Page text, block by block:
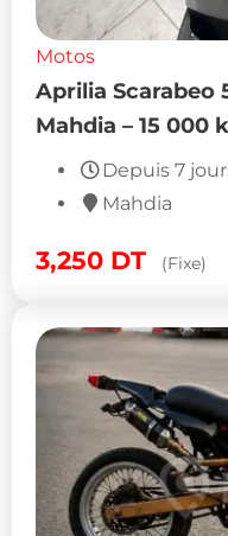
Motos
Aprilia Scarabeo
Mahdia – 15 000
Depuis 7
Mahdia
3,250 DT (Fixe)